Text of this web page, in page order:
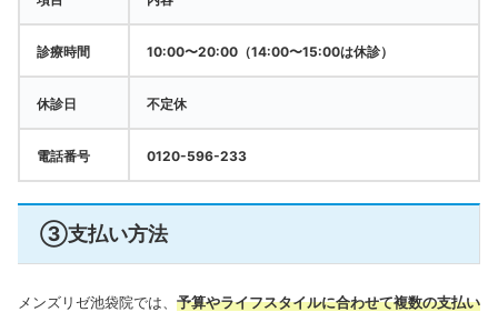
診療時間 10:00〜20:00（14:00〜15:00は休診）
休診日 不定休
電話番号 0120-596-233
③支払い方法
メンズリゼ池袋院では、 予算やライフスタイルに合わせて複数の支払い